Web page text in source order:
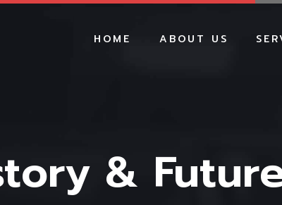
HOME ABOUT US
&